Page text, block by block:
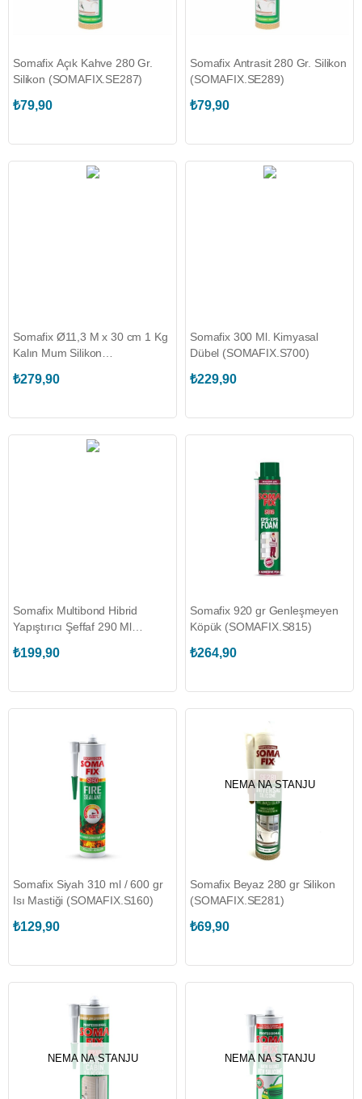
Somafix Açık Kahve 280 Gr.
Silikon (SOMAFIX.SE287)
₺79,90
Somafix Antrasit 280 Gr. Silikon
(SOMAFIX.SE289)
₺79,90
Somafix Ø11,3 M x 30 cm 1 Kg
Kalın Mum Silikon
₺279,90
Somafix 300 Ml. Kimyasal
Dübel (SOMAFIX.S700)
₺229,90
Somafix Multibond Hibrid
Yapıştırıcı Şeffaf 290 Ml
₺199,90
Somafix 920 gr Genleşmeyen
Köpük (SOMAFIX.S815)
₺264,90
Somafix Siyah 310 ml / 600 gr
Isı Mastiği (SOMAFIX.S160)
₺129,90
NEMA NA STANJU
Somafix Beyaz 280 gr Silikon
(SOMAFIX.SE281)
₺69,90
NEMA NA STANJU NEMA NA STANJU